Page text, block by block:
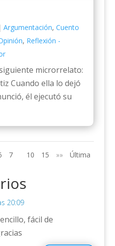
Argumentación, Cuento
, Reflexión -
microrrelato:
Cuando ella lo dejó
él ejecutó su
7 10 15 »» Última
20:09
fácil de